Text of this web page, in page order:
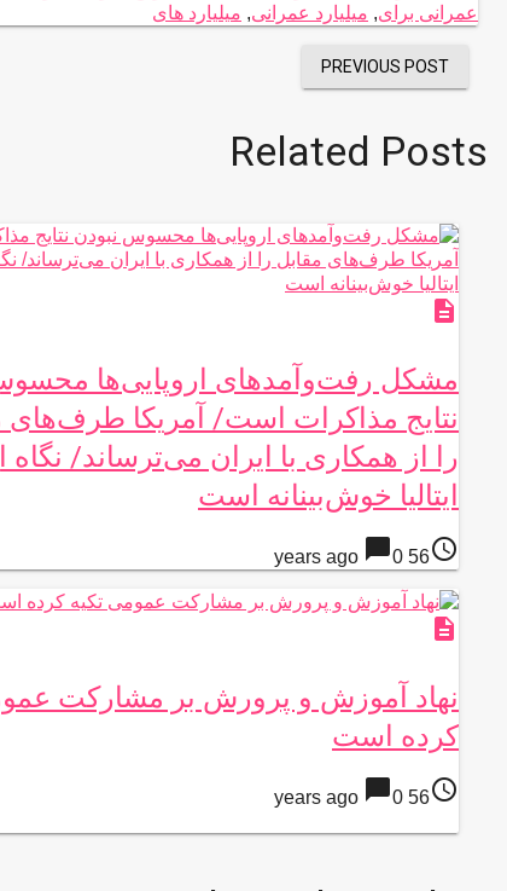
عمرانی برای, میلیارد عمرانی, میلیارد های
PREVIOUS POST
Related Posts
description
مشکل رفت‌وآمدهای اروپایی‌ها
نتایج مذاکرات است/ آمریکا طرف‌های
را از همکاری با ایران می‌ترساند/ نگاه
ایتالیا خوش‌بینانه است
access_time
56 years ago
chat_bubble0
description
نهاد آموزش و پرورش بر مشارکت
کرده است
access_time
56 years ago
chat_bubble0